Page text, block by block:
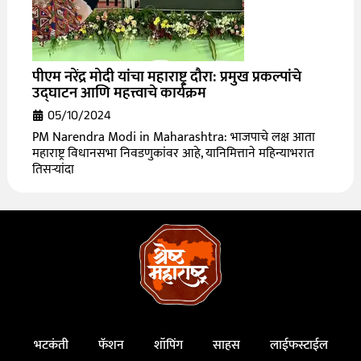
पीएम नरेंद्र मोदी यांचा महाराष्ट्र दौरा: प्रमुख प्रकल्पांचे
उद्घाटन आणि महत्त्वाचे कार्यक्रम
05/10/2024
PM Narendra Modi in Maharashtra: भाजपाचे लक्ष आता
महाराष्ट्र विधानसभा निवडणुकांवर आहे, यानिमित्ताने महिन्याभरात
तिसऱ्यांदा
भटकंती फॅशन शॉपिंग साहस लाईफस्टाईल